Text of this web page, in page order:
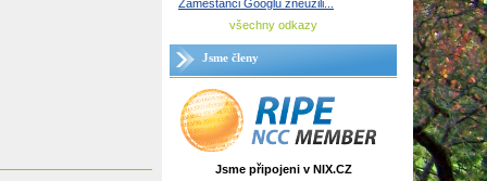
Zaměstanci Googlu zneužili...
všechny odkazy
Jsme členy
Jsme připojeni v NIX.CZ